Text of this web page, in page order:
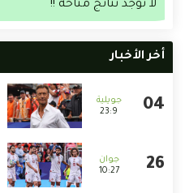
لا توجد نتائج متاحة !!
أخر الأخبار
23:9
10:27